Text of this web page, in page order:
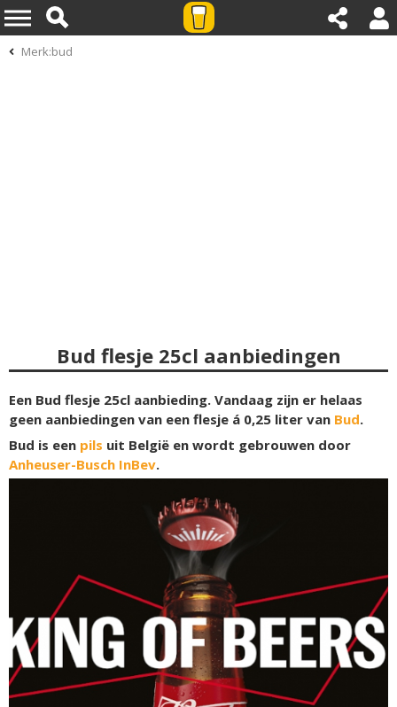
Merk:bud
Bud flesje 25cl aanbiedingen
Een Bud flesje 25cl aanbieding. Vandaag zijn er helaas
geen aanbiedingen van een flesje á 0,25 liter van Bud.
Bud is een pils uit België en wordt gebrouwen door
Anheuser-Busch InBev.